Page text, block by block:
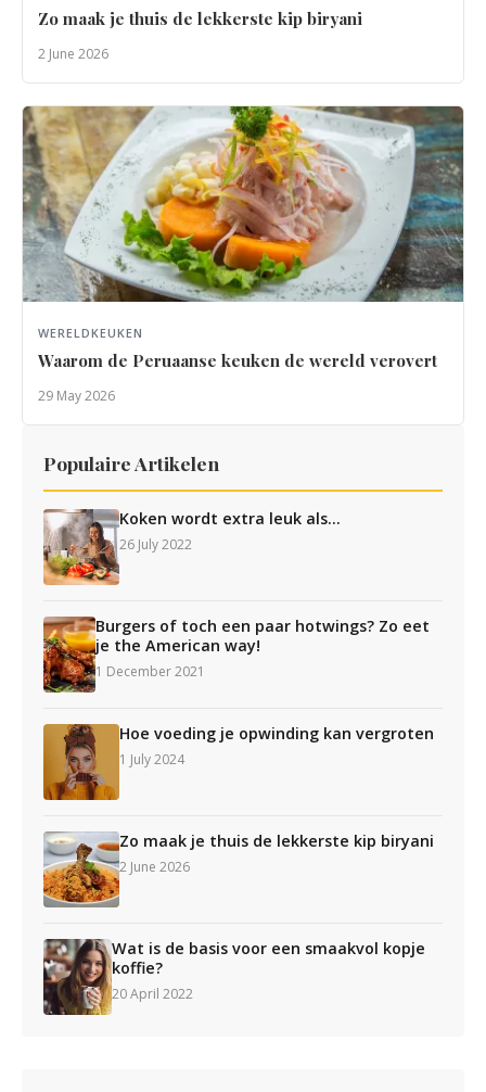
Zo maak je thuis de lekkerste kip biryani
2 June 2026
WERELDKEUKEN
Waarom de Peruaanse keuken de wereld verovert
29 May 2026
Populaire Artikelen
Koken wordt extra leuk als…
26 July 2022
Burgers of toch een paar hotwings? Zo eet
je the American way!
1 December 2021
Hoe voeding je opwinding kan vergroten
1 July 2024
Zo maak je thuis de lekkerste kip biryani
2 June 2026
Wat is de basis voor een smaakvol kopje
koffie?
20 April 2022